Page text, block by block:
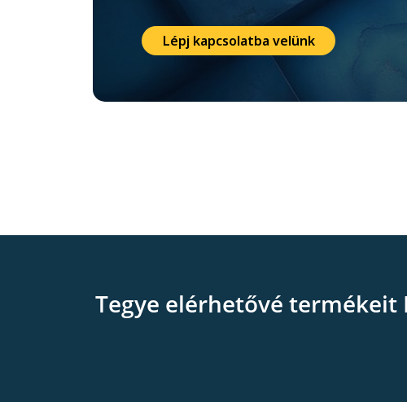
Lépj kapcsolatba velünk
Tegye elérhetővé